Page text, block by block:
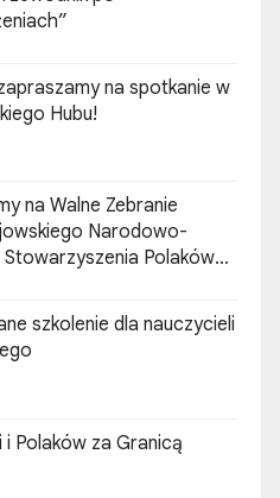
na spotkanie w
Hubu!
Narodowo-
Polaków
szkolenie dla nauczycieli
i Polaków za Granicą